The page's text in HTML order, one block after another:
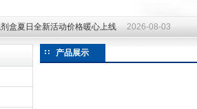
盒夏日全新活动价格暖心上线 2026-08-03
产品展示